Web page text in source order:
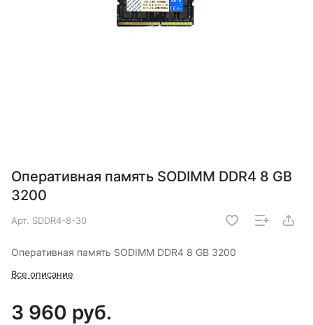
Оперативная память SODIMM DDR4 8 GB
3200
Арт. SDDR4-8-30
Оперативная память SODIMM DDR4 8 GB 3200
Все описание
3 960 руб.